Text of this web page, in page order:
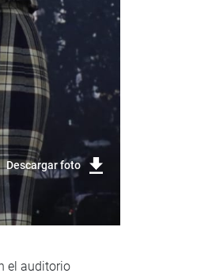
Descargar foto
el auditorio